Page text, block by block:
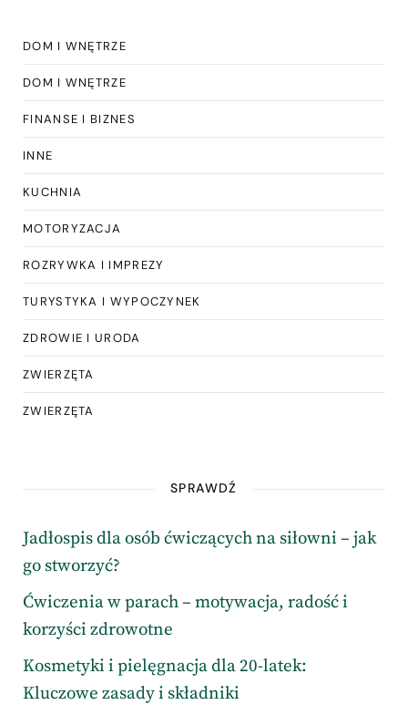
DOM I WNĘTRZE
DOM I WNĘTRZE
FINANSE I BIZNES
INNE
KUCHNIA
MOTORYZACJA
ROZRYWKA I IMPREZY
TURYSTYKA I WYPOCZYNEK
ZDROWIE I URODA
ZWIERZĘTA
ZWIERZĘTA
SPRAWDŹ
Jadłospis dla osób ćwiczących na siłowni – jak
go stworzyć?
Ćwiczenia w parach – motywacja, radość i
korzyści zdrowotne
Kosmetyki i pielęgnacja dla 20-latek:
Kluczowe zasady i składniki